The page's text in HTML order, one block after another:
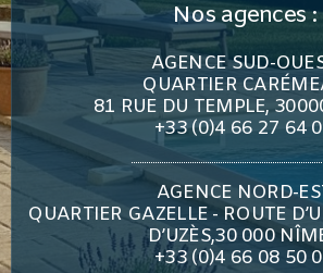
Nos agences :
AGENCE SUD-
QUARTIER
81 RUE DU TEMPLE,
+33 (0)4 66 27 64
AGENCE NORD-
QUARTIER GAZELLE - ROUTE
D’UZÈS,30 000
+33 (0)4 66 08 50